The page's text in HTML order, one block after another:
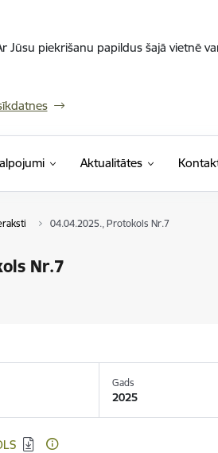
piekrišanu papildus šajā vietnē
Aktualitātes
04.04.2025., Protokols Nr.7
Nr.7
Gads
2025